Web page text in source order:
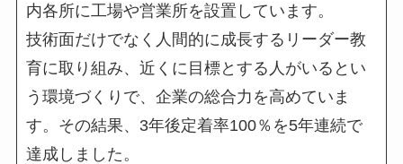
内各所に工場や営業所を設置しています。
技術面だけでなく人間的に成長するリーダー教
育に取り組み、近くに目標とする人がいるとい
う環境づくりで、企業の総合力を高めていま
す。その結果、3年後定着率100％を5年連続で
達成しました。